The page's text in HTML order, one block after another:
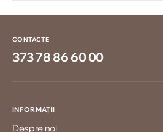
CONTACTE
373 78 86 60 00
INFORMAȚII
Despre noi